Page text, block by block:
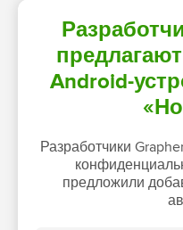
Android-
Разработчики
предложили